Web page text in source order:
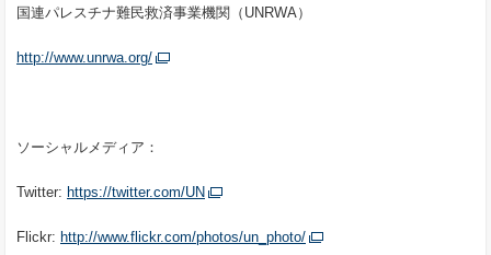
国連パレスチナ難民救済事業機関（UNRWA）
http://www.unrwa.org/
ソーシャルメディア：
Twitter: https://twitter.com/UN
Flickr: http://www.flickr.com/photos/un_photo/